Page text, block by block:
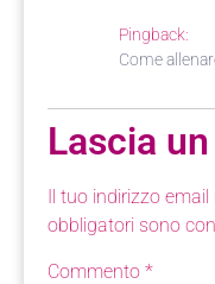
Pingback:
Come
Lascia
Il tuo indirizzo
obbligatori sono
Commento *